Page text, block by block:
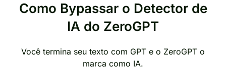
Como Bypassar o Detector de
IA do ZeroGPT
Você termina seu texto com GPT e o ZeroGPT o
marca como IA.